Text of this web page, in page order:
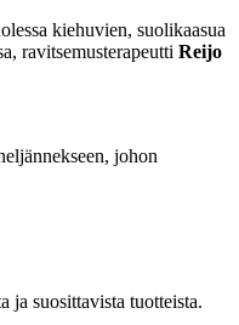
kiehuvien, suolikaasua
ravitsemusterapeutti Reijo
johon
ja suosittavista tuotteista.